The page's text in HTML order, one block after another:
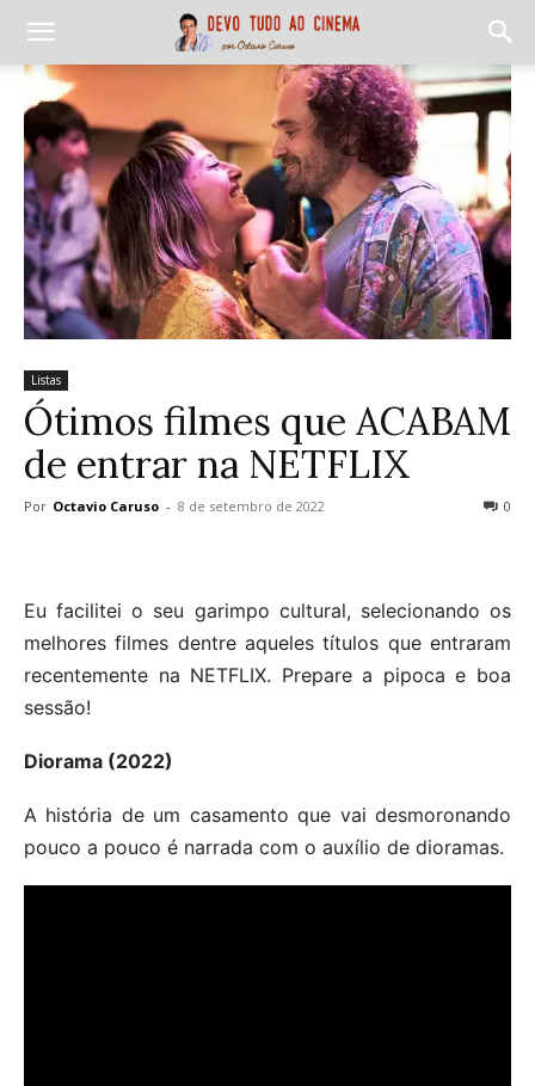
Listas
Ótimos filmes que ACABAM
de entrar na NETFLIX
Por Octavio Caruso - 8 de setembro de 2022 0
Eu facilitei o seu garimpo cultural, selecionando os
melhores filmes dentre aqueles títulos que entraram
recentemente na NETFLIX. Prepare a pipoca e boa
sessão!
Diorama (2022)
A história de um casamento que vai desmoronando
pouco a pouco é narrada com o auxílio de dioramas.